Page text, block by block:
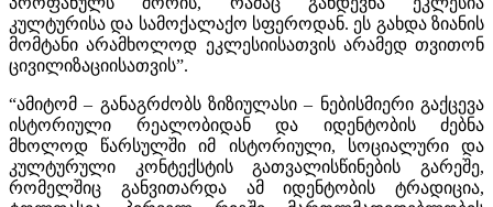
კულტურისა და სამოქალაქო სფეროდან. ეს გახდა ზიანის
მომტანი არამხოლოდ ეკლესიისათვის არამედ თვითონ
ცივილიზაციისათვის”.
“ამიტომ – განაგრძობს ზიზიულასი – ნებისმიერი გაქცევა
ისტორიული რეალობიდან და იდენტობის ძებნა
მხოლოდ წარსულში იმ ისტორიული, სოციალური და
კულტურული კონტექსტის გათვალისწინების გარეშე,
რომელშიც განვითარდა ამ იდენტობის ტრადიცია,